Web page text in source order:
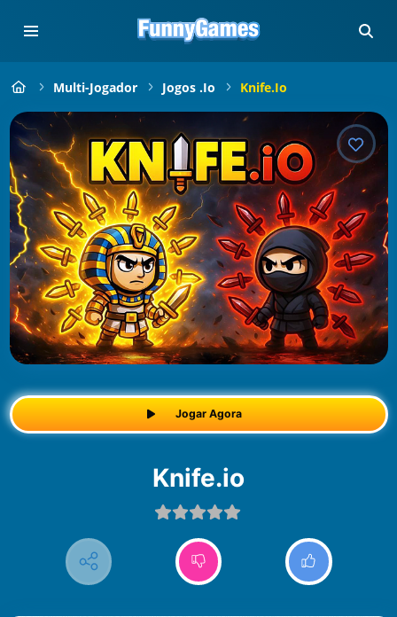
Multi-Jogador Jogos .io Knife.io
Jogar Agora
Knife.io